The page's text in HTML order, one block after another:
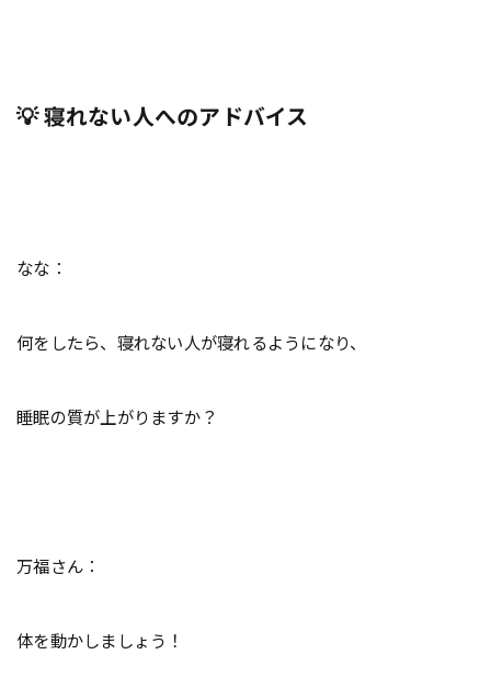
💡 寝れない人へのアドバイス
なな：
何をしたら、寝れない人が寝れるようになり、
睡眠の質が上がりますか？
万福さん：
体を動かしましょう！